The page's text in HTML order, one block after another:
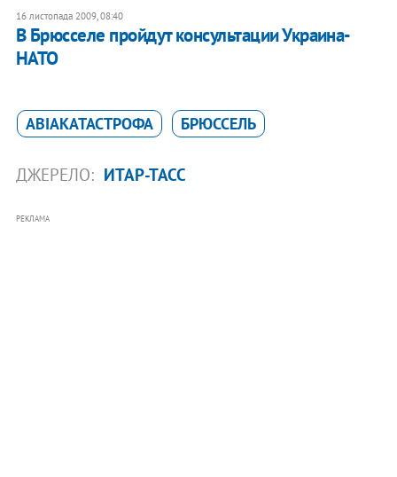
16 листопада 2009, 08:40
В Брюсселе пройдут консультации Украина-
НАТО
АВІАКАТАСТРОФА БРЮССЕЛЬ
ДЖЕРЕЛО: ИТАР-ТАСС
РЕКЛАМА